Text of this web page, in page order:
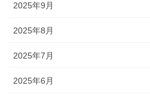
2025年9月
2025年8月
2025年7月
2025年6月